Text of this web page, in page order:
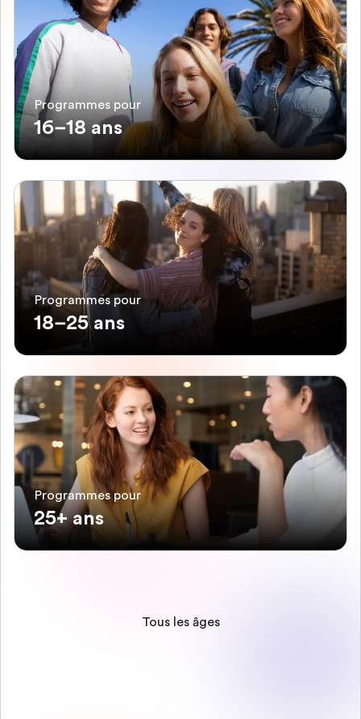
Programmes pour
16–18 ans
Programmes pour
18–25 ans
Programmes pour
25+ ans
Tous les âges